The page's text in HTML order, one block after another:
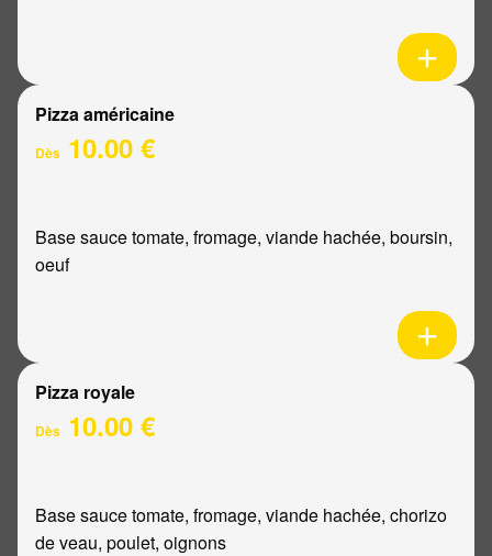
Pizza américaine
Dès 10.00 €
Base sauce tomate, fromage, viande hachée, boursin,
oeuf
Pizza royale
Dès 10.00 €
Base sauce tomate, fromage, viande hachée, chorizo
de veau, poulet, oignons